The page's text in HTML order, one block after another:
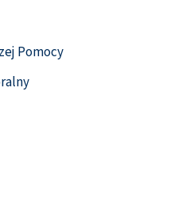
Pomocy